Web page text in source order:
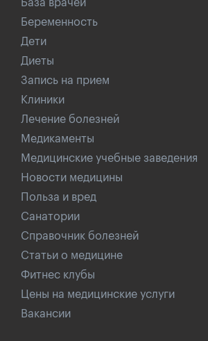
База врачей
Беременность
Дети
Диеты
Запись на прием
Клиники
Лечение болезней
Медикаменты
Медицинские учебные заведения
Новости медицины
Польза и вред
Санатории
Справочник болезней
Статьи о медицине
Фитнес клубы
Цены на медицинские услуги
Вакансии